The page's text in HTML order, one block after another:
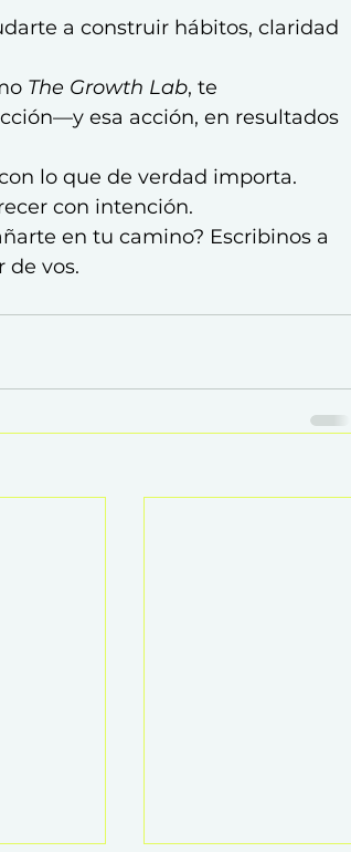
a construir hábitos, claridad
The Growth Lab, te
esa acción, en resultados
lo que de verdad importa.
con intención.
en tu camino? Escribinos a
de vos.